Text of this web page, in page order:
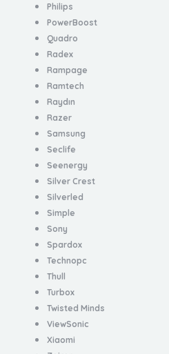
Philips
PowerBoost
Quadro
Radex
Rampage
Ramtech
Raydın
Razer
Samsung
Seclife
Seenergy
Silver Crest
Silverled
Simple
Sony
Spardox
Technopc
Thull
Turbox
Twisted Minds
ViewSonic
Xiaomi